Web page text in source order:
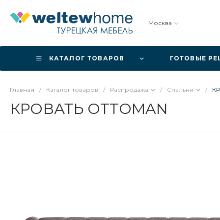
Москва
КАТАЛОГ ТОВАРОВ ГОТОВЫЕ
Главная / Каталог товаров / Распродажа / Спальни /
КРОВАТЬ OTTOMAN